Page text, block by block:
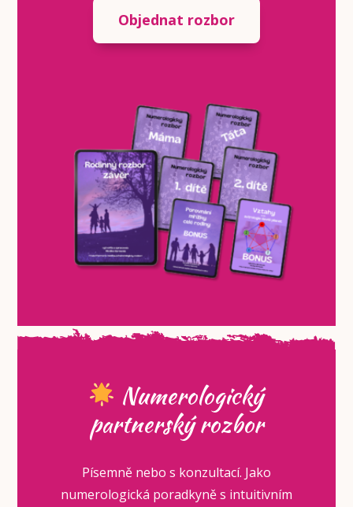
Objednat rozbor
Numerologický
partnerský rozbor
Písemně nebo s konzultací. Jako
numerologická poradkyně s intuitivním